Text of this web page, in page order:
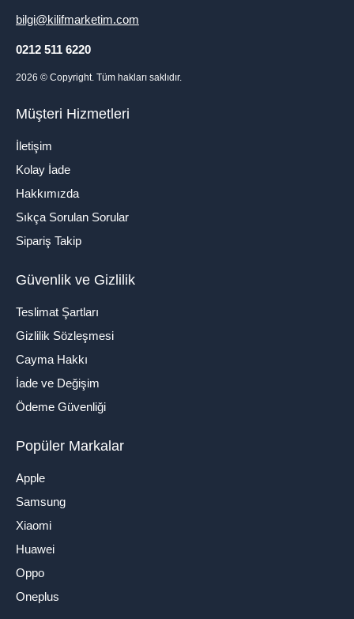
bilgi@kilifmarketim.com
0212 511 6220
2026 © Copyright. Tüm hakları saklıdır.
Müşteri Hizmetleri
İletişim
Kolay İade
Hakkımızda
Sıkça Sorulan Sorular
Sipariş Takip
Güvenlik ve Gizlilik
Teslimat Şartları
Gizlilik Sözleşmesi
Cayma Hakkı
İade ve Değişim
Ödeme Güvenliği
Popüler Markalar
Apple
Samsung
Xiaomi
Huawei
Oppo
Oneplus